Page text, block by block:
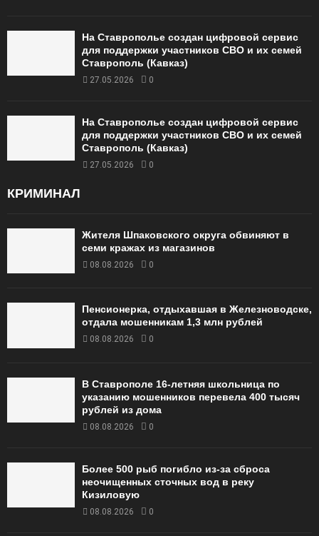
На Ставрополье создан цифровой сервис
для поддержки участников СВО и их семей
Ставрополь (Кавказ)
27.05.2026 0
На Ставрополье создан цифровой сервис
для поддержки участников СВО и их семей
Ставрополь (Кавказ)
27.05.2026 0
КРИМИНАЛ
Жителя Шпаковского округа обвиняют в
семи кражах из магазинов
08.08.2026 0
Пенсионерка, отдыхавшая в Железноводске,
отдала мошенникам 1,3 млн рублей
08.08.2026 0
В Ставрополе 16-летняя школьница по
указанию мошенников перевела 400 тысяч
рублей из дома
08.08.2026 0
Более 500 рыб погибло из-за сброса
неочищенных сточных вод в реку
Кизиловую
08.08.2026 0